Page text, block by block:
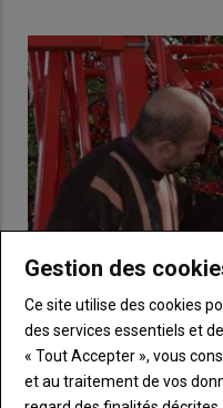
« J’AI INVESTI DANS
»
Gestion des
Ce site utilise des cookies
des services essentiels et
« Tout Accepter », vous
et au traitement de vos